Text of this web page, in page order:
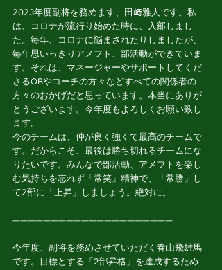
2023年度副将を務めます、田﨑雅人です。私
は、コロナが流行り始めた時に、入部しまし
た。毎年、コロナに悩まされたりしましたが、
毎年思いっきりアメフト、部活動ができていま
す。それは、マネージャーやサポートしてくだ
さるOBやコーチの方々などすべての関係者の
方々のおかげだと思っています。本当にありが
とうございます。今年度もよろしくお願い致し
ます。
今のチームは、仲が良く強くて最高のチームで
す。だからこそ、最後は勝ち切れるチームにな
りたいです。みんなで部活動、アメフトを楽し
む気持ちを忘れず「常笑」精神で、「常勝」し
て2部に「上昇」しましょう。絶対に。
—————————————————————
今年度、副将を務めさせていただく春山飛雄馬
です。目標とする「2部昇格」を達成するため